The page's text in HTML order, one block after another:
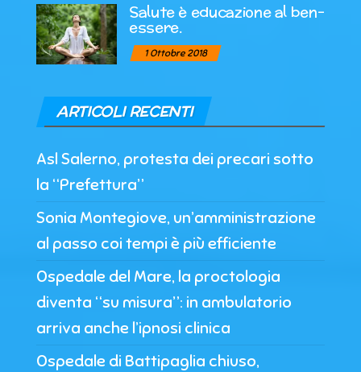
Salute è educazione al ben-
essere.
1 Ottobre 2018
ARTICOLI RECENTI
Asl Salerno, protesta dei precari sotto
la “Prefettura”
Sonia Montegiove, un’amministrazione
al passo coi tempi è più efficiente
Ospedale del Mare, la proctologia
diventa “su misura”: in ambulatorio
arriva anche l’ipnosi clinica
Ospedale di Battipaglia chiuso,